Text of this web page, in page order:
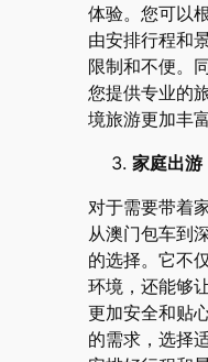
体验。您可以
由安排行程和
限制和不便。
您提供专业的
境旅游更加丰富
家庭出游
对于需要带着
从澳门包车到
的选择。它不
环境，还能够
更加安全和贴
的需求，选择